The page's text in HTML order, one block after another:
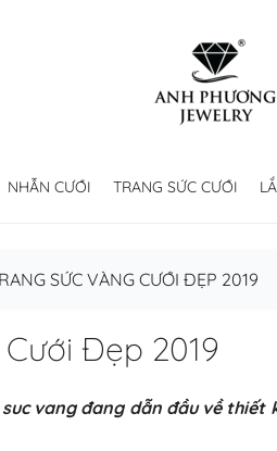
NHẪN CƯỚI TRANG SỨC CƯỚI
SỨC VÀNG CƯỚI ĐẸP 2019
Đẹp 2019
vang đang dẫn đầu về